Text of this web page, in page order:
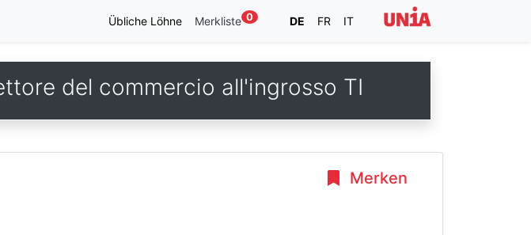
Übliche Löhne Merkliste 0 DE FR IT
del commercio all'ingrosso TI
Merken